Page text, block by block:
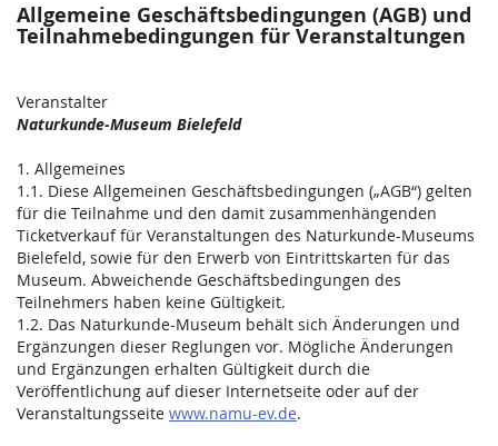
Allgemeine Geschäftsbedingungen (AGB) und
Teilnahmebedingungen für Veranstaltungen
Veranstalter
Naturkunde-Museum Bielefeld
1. Allgemeines
1.1. Diese Allgemeinen Geschäftsbedingungen („AGB“) gelten
für die Teilnahme und den damit zusammenhängenden
Ticketverkauf für Veranstaltungen des Naturkunde-Museums
Bielefeld, sowie für den Erwerb von Eintrittskarten für das
Museum. Abweichende Geschäftsbedingungen des
Teilnehmers haben keine Gültigkeit.
1.2. Das Naturkunde-Museum behält sich Änderungen und
Ergänzungen dieser Reglungen vor. Mögliche Änderungen
und Ergänzungen erhalten Gültigkeit durch die
Veröffentlichung auf dieser Internetseite oder auf der
Veranstaltungsseite www.namu-ev.de.